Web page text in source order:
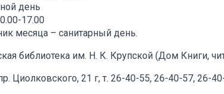
день
17.00
месяца – санитарный день.
библиотека им. Н. К. Крупской (Дом Книги,
Циолковского, 21 г, т. 26-40-55, 26-40-57, 26-